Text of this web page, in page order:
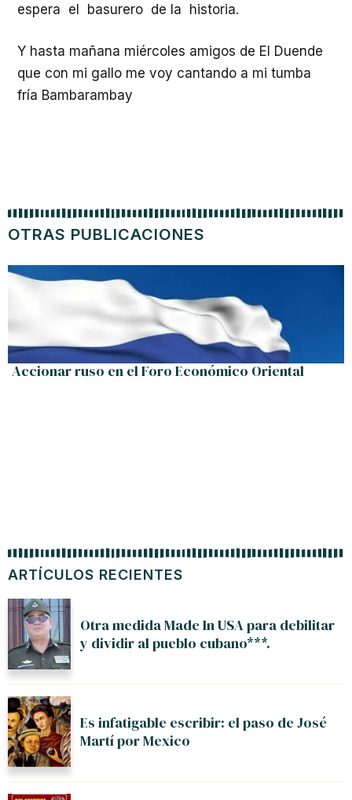
espera el basurero de la historia.
Y hasta mañana miércoles amigos de El Duende
que con mi gallo me voy cantando a mi tumba
fría Bambarambay
ARTÍCULOS RECIENTES
Otra medida Made In USA para debilitar
y dividir al pueblo cubano***.
Es infatigable escribir: el paso de José
Martí por Mexico
OTRAS PUBLICACIONES
Accionar ruso en el Foro Económico Oriental